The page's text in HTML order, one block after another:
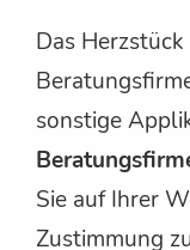
Das
sonstige
Sie auf Ihrer
Zustimmung